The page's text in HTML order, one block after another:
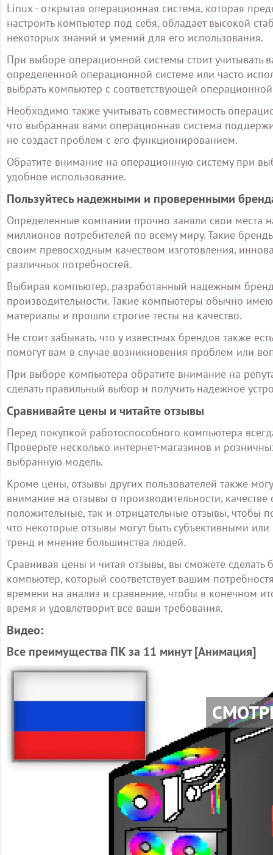
Linux - открытая операционная система, которая
настроить компьютер под себя, обладает высокой
некоторых знаний и умений для его использования.
При выборе операционной системы стоит
определенной операционной системе или часто
выбрать компьютер с соответствующей
Необходимо также учитывать совместимость
что выбранная вами операционная система
не создаст проблем с его функционированием.
Обратите внимание на операционную систему при
удобное использование.
Пользуйтесь надежными и проверенными
Определенные компании прочно заняли свои места
миллионов потребителей по всему миру. Такие
своим превосходным качеством изготовления,
различных потребностей.
Выбирая компьютер, разработанный надежным
производительности. Такие компьютеры обычно
материалы и прошли строгие тесты на качество.
Не стоит забывать, что у известных брендов также
помогут вам в случае возникновения проблем или
При выборе компьютера обратите внимание на
сделать правильный выбор и получить надежное
Сравнивайте цены и читайте отзывы
Перед покупкой работоспособного компьютера
Проверьте несколько интернет-магазинов и
выбранную модель.
Кроме цены, отзывы других пользователей также
внимание на отзывы о производительности,
положительные, так и отрицательные отзывы, чтобы
что некоторые отзывы могут быть субъективными
тренд и мнение большинства людей.
Сравнивая цены и читая отзывы, вы сможете
компьютер, который соответствует вашим
времени на анализ и сравнение, чтобы в конечном
время и удовлетворит все ваши требования.
Видео:
Все преимущества ПК за 11 минут [Анимация]